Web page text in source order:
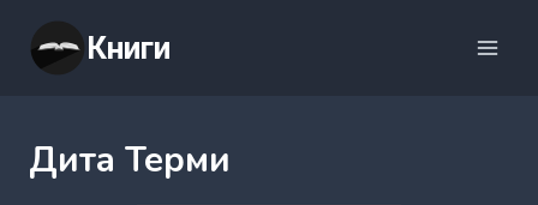
содержимому
Книги
Дита Терми